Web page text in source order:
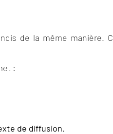
de la même manière.
:
de diffusion.